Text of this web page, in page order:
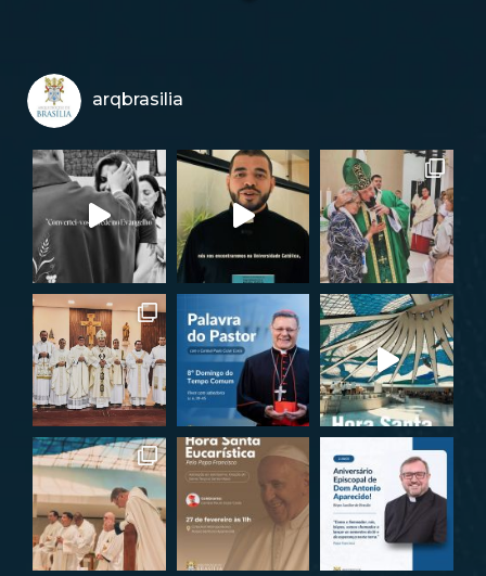
arqbrasilia